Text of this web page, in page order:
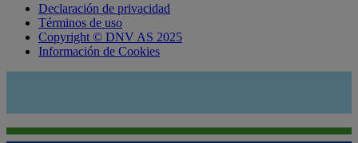
Declaración de privacidad
Términos de uso
Copyright © DNV AS 2025
Información de Cookies